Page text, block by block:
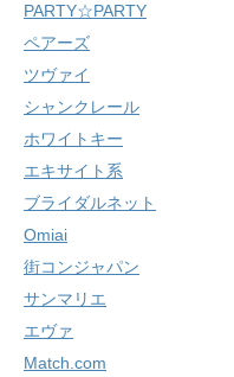
PARTY☆PARTY
ペアーズ
ツヴァイ
シャンクレール
ホワイトキー
エキサイト系
ブライダルネット
Omiai
街コンジャパン
サンマリエ
エヴァ
Match.com